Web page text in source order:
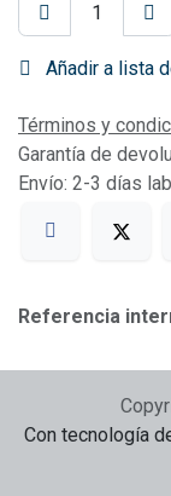
Añadir a lista
Términos y
Garantía de
Envío: 2-3 días
Referencia
Con tecnología